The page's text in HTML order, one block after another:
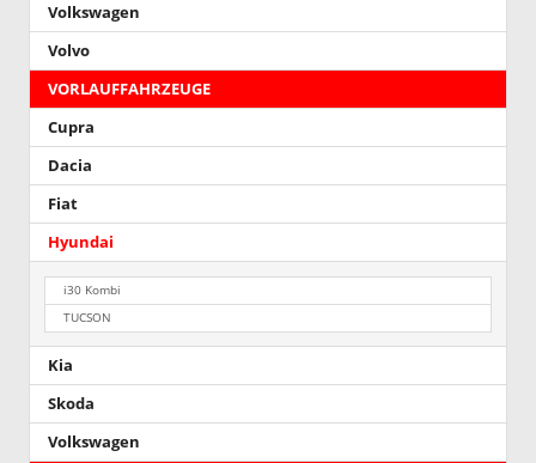
Volkswagen
Volvo
VORLAUFFAHRZEUGE
Cupra
Dacia
Fiat
Hyundai
i30 Kombi
TUCSON
Kia
Skoda
Volkswagen